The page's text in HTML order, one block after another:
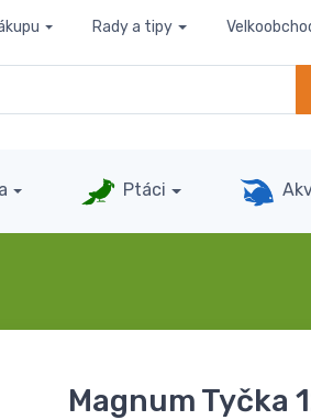
Rady a tipy
Ptáci
Magnum Tyčka